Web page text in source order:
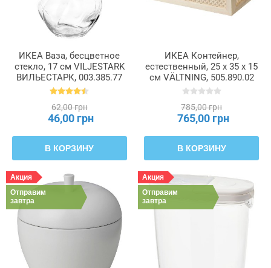
ИКЕА Ваза, бесцветное
стекло, 17 см VILJESTARK
ВИЛЬЕСТАРК, 003.385.77
62,00 грн
46,00 грн
В КОРЗИНУ
ИКЕА Контейнер,
естественный, 25 x 35 x 15
см VÄLTNING, 505.890.02
785,00 грн
765,00 грн
В КОРЗИНУ
Акция
Отправим
завтра
Акция
Отправим
завтра